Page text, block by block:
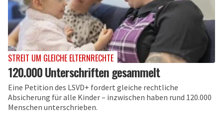
STREIT UM GLEICHE ELTERNRECHTE
120.000 Unterschriften gesammelt
Eine Petition des LSVD+ fordert gleiche rechtliche
Absicherung für alle Kinder – inzwischen haben rund 120.000
Menschen unterschrieben.